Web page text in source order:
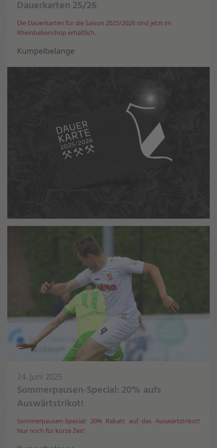
Dauerkarten 25/26
Die Dauerkarten für die Saison 2025/2026 sind jetzt im
Rheinbabenshop erhältlich.
Kumpelbelange
Sommerpausen-Special: 20% aufs
Auswärtstrikot!
Sommerpausen-Special: 20% Rabatt auf das Auswärtstrikot!
Nur noch für kurze Zeit!
24. Juni 2025